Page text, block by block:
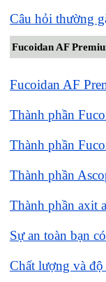
Câu hỏi thường
Fucoidan AF
Fucoidan AF
Thành phần
Thành phần
Thành phần
Thành phần axit
Sự an toàn bạn
Chất lượng và